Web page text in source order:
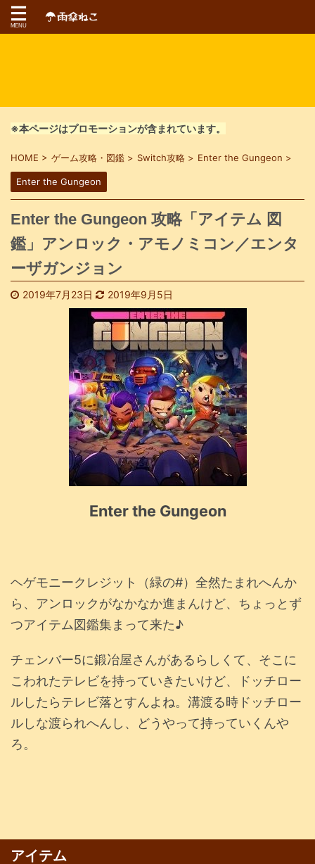
※本ページはプロモーションが含まれています。
HOME > ゲーム攻略・図鑑 > Switch攻略 > Enter the Gungeon >
Enter the Gungeon
Enter the Gungeon 攻略「アイテム 図
鑑」アンロック・アモノミコン／エンタ
ーザガンジョン
2019年7月23日 2019年9月5日
Enter the Gungeon
ヘゲモニークレジット（緑の#）全然たまれへんか
ら、アンロックがなかなか進まんけど、ちょっとず
つアイテム図鑑集まって来た♪
チェンバー5に鍛冶屋さんがあるらしくて、そこに
こわれたテレビを持っていきたいけど、ドッチロー
ルしたらテレビ落とすんよね。溝渡る時ドッチロー
ルしな渡られへんし、どうやって持っていくんや
ろ。
アイテム